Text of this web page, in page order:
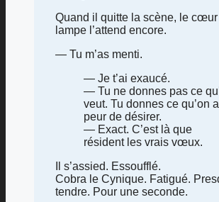
Quand il quitte la scène, le cœur
lampe l’attend encore.
— Tu m’as menti.
— Je t’ai exaucé.
— Tu ne donnes pas ce
veut. Tu donnes ce qu’on a
peur de désirer.
— Exact. C’est là que
résident les vrais vœux.
Il s’assied. Essoufflé.
Cobra le Cynique. Fatigué.
tendre. Pour une seconde.